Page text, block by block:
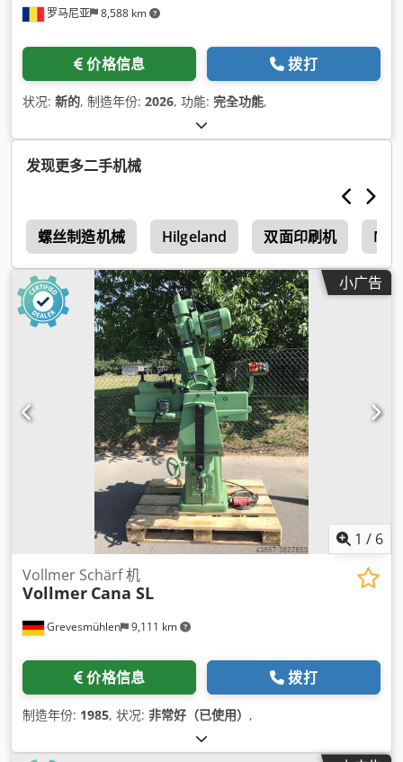
罗马尼亚 8,588 km
价格信息 拨打
状况: 新的, 制造年份: 2026, 功能: 完全功能,
发现更多二手机械
螺丝制造机械 Hilgeland 双面印刷机
小广告
1 / 6
Grevesmühlen 9,111 km
Vollmer Schärf 机
Vollmer Cana SL
价格信息 拨打
制造年份: 1985, 状况: 非常好（已使用） ,